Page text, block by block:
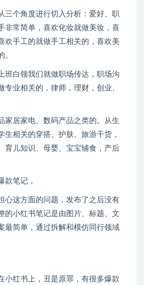
三个角度进行切入分析：爱好、职
非常简单，喜欢化妆就做美妆，喜
欢手工的就做手工相关的，喜欢美
。
班白领我们就做职场传达，职场沟
专业相关的，律师，理财，创业、
家居家电、数码产品之类的。从生
生相关的穿搭、护肤、旅游干货，
育儿知识、母婴、宝宝辅食，产后
款笔记，
心这方面的问题，发布了之后没有
的小红书笔记是由图片、标题、文
最简单，通过拆解和模仿同行领域
小红书上，丑是原罪，有很多爆款